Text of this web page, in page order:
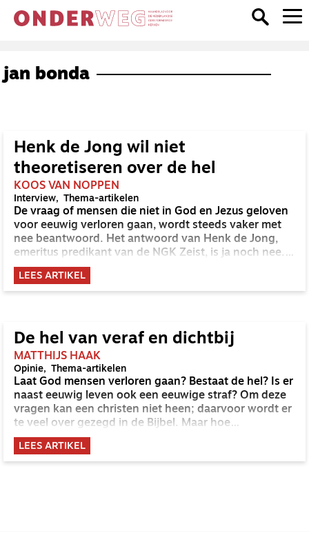
jan bonda
Henk de Jong wil niet
theoretiseren over de hel
KOOS VAN NOPPEN
Interview Thema-artikelen
De vraag of mensen die niet in God en Jezus geloven
voor eeuwig verloren gaan, wordt steeds vaker met
nee beantwoord. Het antwoord van Henk de Jong,
emeritus predikant van de NGK Zeist, is ja noch nee.
'Daar ga ik niet over', zegt hij. Maar wat de Bijbel
schrijft over oordeel en straf kan niet afgezwakt
worden. 'Geen flauwekul, lezen wat er staat.'
LEES ARTIKEL
De hel van veraf en dichtbij
MATTHIJS HAAK
Opinie Thema-artikelen
Laat God mensen verloren gaan? Bestaat de hel? Is er
naast eeuwig leven ook een eeuwige straf? Om deze
vragen kan een christen niet heen; daarvoor wordt er
te veel over gezegd in de Bijbel. Maar hoe
beantwoord je ze? En wat doe je daar vervolgens
mee?
LEES ARTIKEL